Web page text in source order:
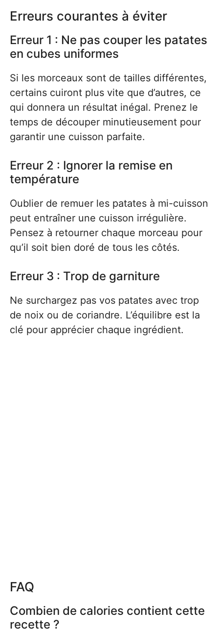
Erreurs courantes à éviter
Erreur 1 : Ne pas couper les patates
en cubes uniformes
Si les morceaux sont de tailles différentes,
certains cuiront plus vite que d’autres, ce
qui donnera un résultat inégal. Prenez le
temps de découper minutieusement pour
garantir une cuisson parfaite.
Erreur 2 : Ignorer la remise en
température
Oublier de remuer les patates à mi-cuisson
peut entraîner une cuisson irrégulière.
Pensez à retourner chaque morceau pour
qu’il soit bien doré de tous les côtés.
Erreur 3 : Trop de garniture
Ne surchargez pas vos patates avec trop
de noix ou de coriandre. L’équilibre est la
clé pour apprécier chaque ingrédient.
FAQ
Combien de calories contient cette
recette ?